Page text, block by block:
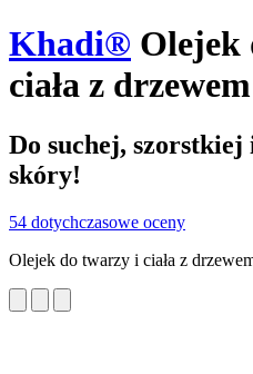
Khadi® Olejek
ciała z
Do suchej, szorstkiej
skóry!
54 dotychczasowe oceny
Olejek do twarzy i ciała z